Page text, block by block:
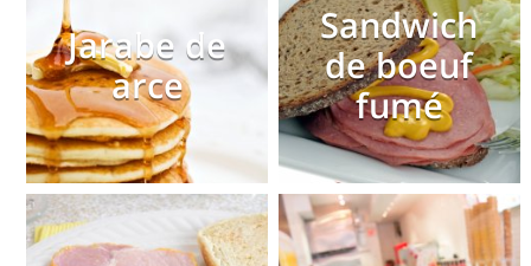
Jarabe de
arce
Sandwich
de boeuf
fumé